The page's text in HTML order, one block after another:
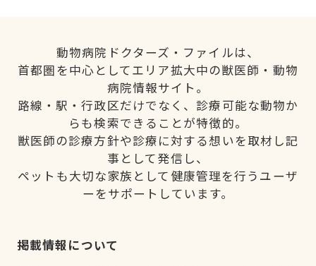
動物病院ドクターズ・ファイルは、
首都圏を中心としてエリア拡大中の獣医師・動物
病院情報サイト。
路線・駅・行政区だけでなく、診療可能な動物か
らも検索できることが特徴的。
獣医師の診療方針や診療に対する想いを取材し記
事として発信し、
ペットも大切な家族として健康管理を行うユーザ
ーをサポートしています。
掲載情報について